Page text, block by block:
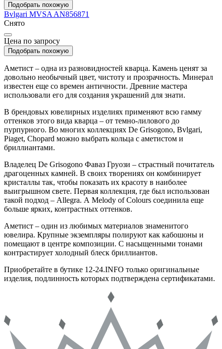
Подобрать похожую
Bvlgari MVSA AN856871
Снято
Цена по запросу
Подобрать похожую
Аметист – одна из разновидностей кварца. Камень ценят за
довольно необычный цвет, чистоту и прозрачность. Минерал
известен еще со времен античности. Древние мастера
использовали его для создания украшений для знати.
В брендовых ювелирных изделиях применяют всю гамму
оттенков этого вида кварца – от темно-лилового до
пурпурного. Во многих коллекциях De Grisogono, Bvlgari,
Piaget, Chopard можно выбрать кольца с аметистом и
бриллиантами.
Владелец De Grisogono Фаваз Груози – страстный почитатель
драгоценных камней. В своих творениях он комбинирует
кристаллы так, чтобы показать их красоту в наиболее
выигрышном свете. Первая коллекция, где был использован
такой подход – Allegra. А Melody of Colours соединила еще
больше ярких, контрастных оттенков.
Аметист – один из любимых материалов знаменитого
ювелира. Крупные экземпляры полируют как кабошоны и
помещают в центре композиции. С насыщенными тонами
контрастирует холодный блеск бриллиантов.
Приобретайте в бутике 12-24.INFO только оригинальные
изделия, подлинность которых подтверждена сертификатами.